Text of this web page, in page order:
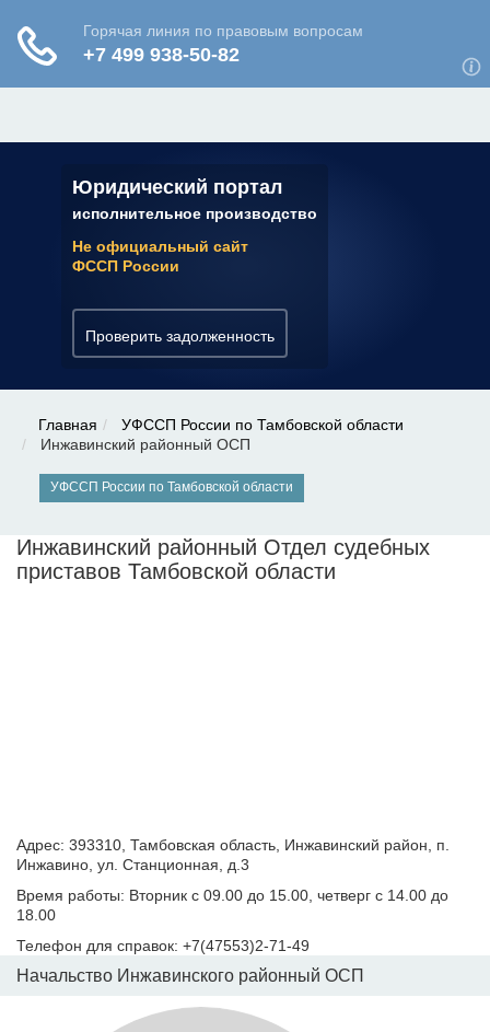
Юридический портал
исполнительное производство
Не официальный сайт
ФССП России
Проверить задолженность
✆ 7 (800) 350-22-64
Главная
УФССП России по Тамбовской области
Инжавинский районный ОСП
УФССП России по Тамбовской области
Инжавинский районный Отдел судебных
приставов Тамбовской области
Адрес: 393310, Тамбовская область, Инжавинский район, п.
Инжавино, ул. Станционная, д.3
Время работы: Вторник с 09.00 до 15.00, четверг с 14.00 до
18.00
Телефон для справок: +7(47553)2-71-49
Начальство Инжавинского районный ОСП